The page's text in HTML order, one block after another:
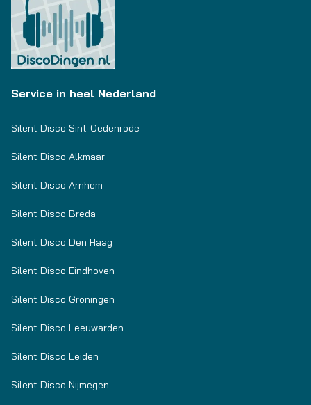
Service in heel Nederland
Silent Disco Sint-Oedenrode
Silent Disco Alkmaar
Silent Disco Arnhem
Silent Disco Breda
Silent Disco Den Haag
Silent Disco Eindhoven
Silent Disco Groningen
Silent Disco Leeuwarden
Silent Disco Leiden
Silent Disco Nijmegen